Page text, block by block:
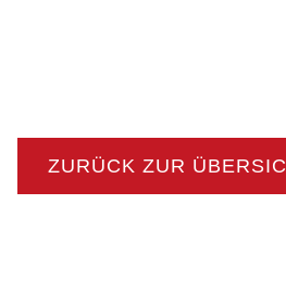
ZURÜCK ZUR